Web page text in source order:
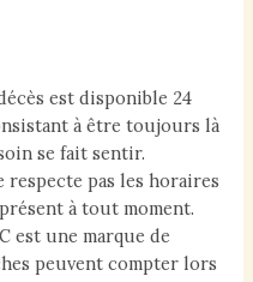
est disponible 24
à être toujours là
se fait sentir.
respecte pas les horaires
à tout moment.
est une marque de
peuvent compter lors